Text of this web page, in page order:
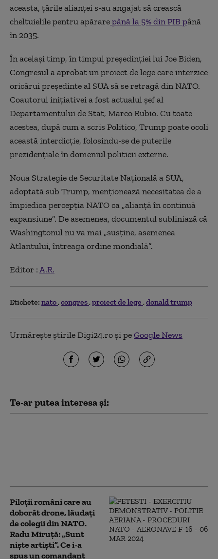
aceasta, țările alianței s-au angajat să crească
cheltuielile pentru apărarepână la 5% din PIB până
în 2035.
În același timp, în timpul președinției lui Joe Biden,
Congresul a aprobat un proiect de lege care interzice
oricărui președinte al SUA să se retragă din NATO.
Coautorul inițiativei a fost actualul șef al
Departamentului de Stat, Marco Rubio. Cu toate
acestea, după cum a scris Politico, Trump poate ocoli
această interdicție, folosindu-se de puterile
prezidențiale în domeniul politicii externe.
Noua Strategie de Securitate Națională a SUA,
adoptată sub Trump, menționează necesitatea de a
împiedica percepția NATO ca „alianță în continuă
expansiune”. De asemenea, documentul subliniază că
Washingtonul nu va mai „susține, asemenea
Atlantului, întreaga ordine mondială”.
Editor :A.R.
Etichete: nato congres proiect de lege donald trump
Urmărește știrile Digi24.ro și peGoogle News
Te-ar putea interesa și:
Piloții români care au
doborât drone, lăudați
de colegii din NATO.
Radu Miruță: „Sunt
niște artiști”. Ce i-a
spus un comandant